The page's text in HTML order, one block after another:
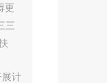
更
三
展计